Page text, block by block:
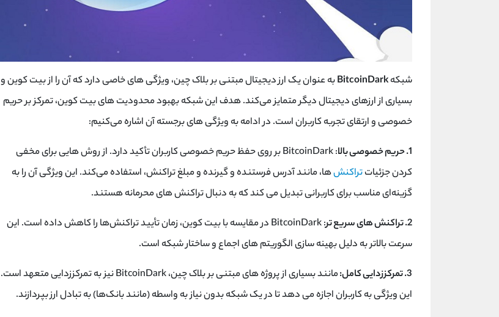
شبکهBitcoinDarkبه عنوان یک ارز دیجیتال مبتنی بر بلاک چین، ویژگی‌ های خاصی دارد که آن را از بیت کوین و
بسیاری از ارزهای دیجیتال دیگر متمایز می‌کند. هدف این شبکه بهبود محدودیت‌ های بیت کوین، تمرکز بر حریم
خصوصی و ارتقای تجربه کاربران است. در ادامه به ویژگی ‌های برجسته آن اشاره می‌کنیم:
1. حریم خصوصی بالا
: BitcoinDark بر روی حفظ حریم خصوصی کاربران تأکید دارد. از روش ‌هایی برای مخفی
کردن جزئیاتتراکنش‌ها، مانند آدرس فرستنده و گیرنده و مبلغ تراکنش، استفاده می‌کند. این ویژگی آن را به
گزینه‌ای مناسب برای کاربرانی تبدیل می‌ کند که به دنبال تراکنش ‌های محرمانه هستند.
2. تراکنش ‌های سریع ‌تر
: BitcoinDark در مقایسه با بیت کوین، زمان تأیید تراکنش‌ها را کاهش داده است. این
سرعت بالاتر به دلیل بهینه ‌سازی الگوریتم‌ های اجماع و ساختار شبکه است.
3. تمرکززدایی کامل:
مانند بسیاری از پروژه ‌های مبتنی بر بلاک چین، BitcoinDark نیز به تمرکززدایی متعهد است.
این ویژگی به کاربران اجازه می‌ دهد تا در یک شبکه بدون نیاز به واسطه (مانند بانک‌ها) به تبادل ارز بپردازند.